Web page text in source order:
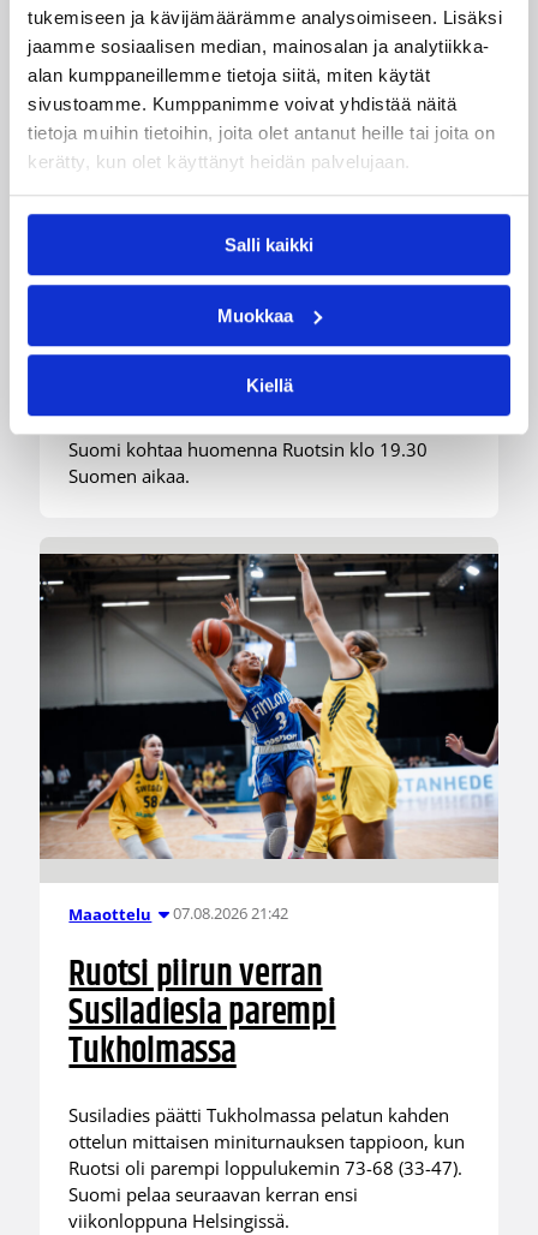
tukemiseen ja kävijämäärämme analysoimiseen. Lisäksi
jaamme sosiaalisen median, mainosalan ja analytiikka-
alan kumppaneillemme tietoja siitä, miten käytät
sivustoamme. Kumppanimme voivat yhdistää näitä
tietoja muihin tietoihin, joita olet antanut heille tai joita on
kerätty, kun olet käyttänyt heidän palvelujaan.
Salli kaikki
Muokkaa
Kiellä
EM-kilpailut 08.08.2026 00:37
Suomen 16-vuotiaat pojat
voittivat Luxemburgin – EM-
kisojen voittotili aukesi
vakuuttavalla pelillä
85–45-voiton Luxemburgista B-divisioonan EM-
kilpailuissa johtamalla ottelua alusta loppuun.
Suomi kohtaa huomenna Ruotsin klo 19.30
Suomen aikaa.
Maaottelu 07.08.2026 21:42
Ruotsi piirun verran
Susiladiesia parempi
Tukholmassa
Susiladies päätti Tukholmassa pelatun kahden
ottelun mittaisen miniturnauksen tappioon, kun
Ruotsi oli parempi loppulukemin 73-68 (33-47).
Suomi pelaa seuraavan kerran ensi
viikonloppuna Helsingissä.